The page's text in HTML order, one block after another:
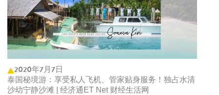
2020年7月7日
泰国秘境游：享受私人飞机、管家贴身服务！独占水清
沙幼宁静沙滩 | 经济通ET Net 财经生活网